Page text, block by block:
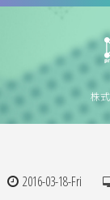
株
2016-03-18-Fri